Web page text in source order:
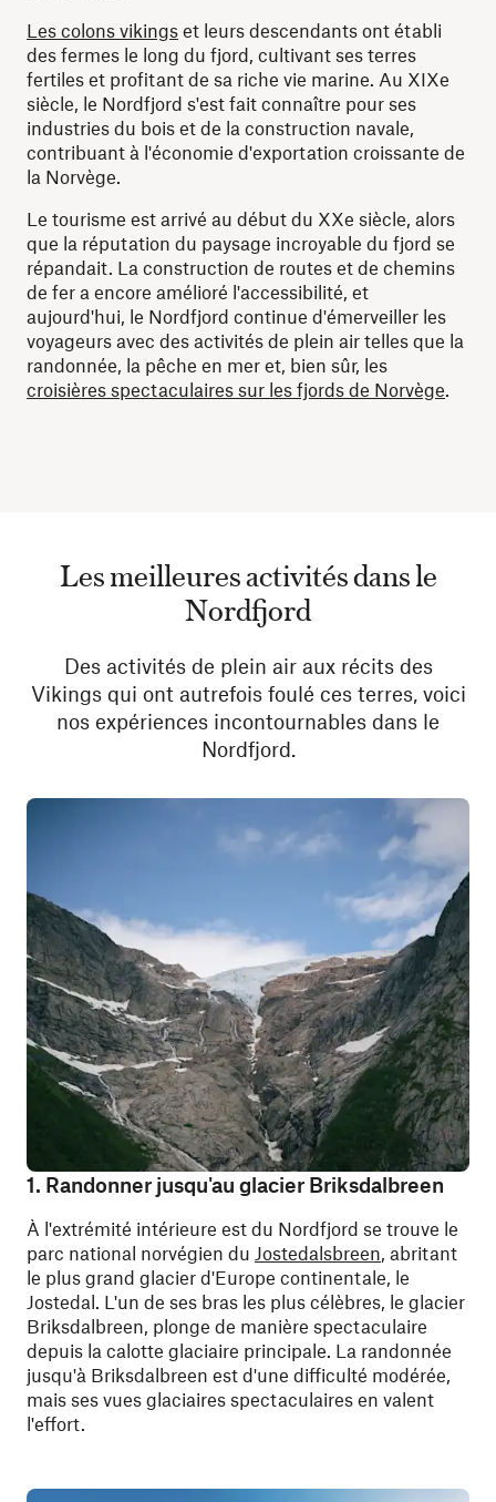
Les colons vikings et leurs descendants ont établi
des fermes le long du fjord, cultivant ses terres
fertiles et profitant de sa riche vie marine. Au XIXe
siècle, le Nordfjord s'est fait connaître pour ses
industries du bois et de la construction navale,
contribuant à l'économie d'exportation croissante de
la Norvège.
Le tourisme est arrivé au début du XXe siècle, alors
que la réputation du paysage incroyable du fjord se
répandait. La construction de routes et de chemins
de fer a encore amélioré l'accessibilité, et
aujourd'hui, le Nordfjord continue d'émerveiller les
voyageurs avec des activités de plein air telles que la
randonnée, la pêche en mer et, bien sûr, les
croisières spectaculaires sur les fjords de Norvège
Les meilleures activités dans le
Nordfjord
Des activités de plein air aux récits des
Vikings qui ont autrefois foulé ces terres, voici
nos expériences incontournables dans le
Nordfjord.
1. Randonner jusqu'au glacier Briksdalbreen
À l'extrémité intérieure est du Nordfjord se trouve le
parc national norvégien du Jostedalsbreen , abritant
le plus grand glacier d'Europe continentale, le
Jostedal. L'un de ses bras les plus célèbres, le glacier
Briksdalbreen, plonge de manière spectaculaire
depuis la calotte glaciaire principale. La randonnée
jusqu'à Briksdalbreen est d'une difficulté modérée,
mais ses vues glaciaires spectaculaires en valent
l'effort.